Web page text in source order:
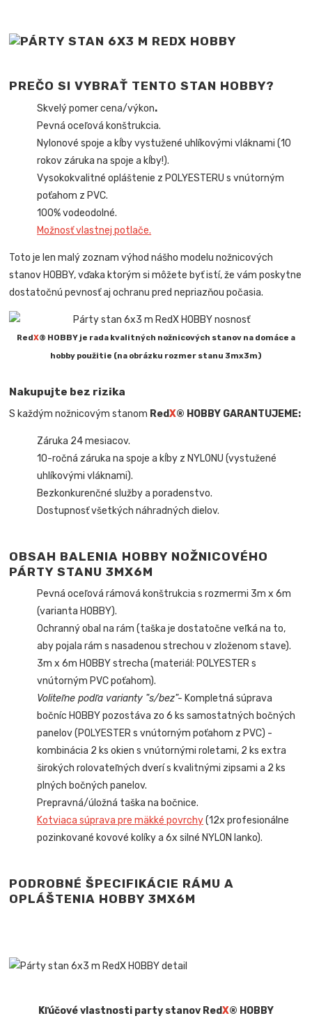
PREČO SI VYBRAŤ TENTO STAN HOBBY?
Skvelý pomer cena/výkon.
Pevná oceľová konštrukcia.
Nylonové spoje a kĺby vystužené uhlíkovými vláknami (10
rokov záruka na spoje a kĺby!).
Vysokokvalitné opláštenie z POLYESTERU s vnútorným
poťahom z PVC.
100% vodeodolné.
Možnosť vlastnej potlače.
Toto je len malý zoznam výhod nášho modelu nožnicových
stanov HOBBY, vďaka ktorým si môžete byť istí, že vám poskytne
dostatočnú pevnosť aj ochranu pred nepriazňou počasia.
RedX® HOBBY je rada kvalitných nožnicových stanov na domáce a
hobby použitie (na obrázku rozmer stanu 3mx3m)
Nakupujte bez rizika
S každým nožnicovým stanom RedX® HOBBY GARANTUJEME:
Záruka 24 mesiacov.
10-ročná záruka na spoje a kĺby z NYLONU (vystužené
uhlíkovými vláknami).
Bezkonkurenčné služby a poradenstvo.
Dostupnosť všetkých náhradných dielov.
OBSAH BALENIA HOBBY NOŽNICOVÉHO
PÁRTY STANU 3MX6M
Pevná oceľová rámová konštrukcia s rozmermi 3m x 6m
(varianta HOBBY).
Ochranný obal na rám (taška je dostatočne veľká na to,
aby pojala rám s nasadenou strechou v zloženom stave).
3m x 6m HOBBY strecha (materiál: POLYESTER s
vnútorným PVC poťahom).
Voliteľne podľa varianty "s/bez"- Kompletná súprava
bočníc HOBBY pozostáva zo 6 ks samostatných bočných
panelov (POLYESTER s vnútorným poťahom z PVC) -
kombinácia 2 ks okien s vnútornými roletami, 2 ks extra
širokých rolovateľných dverí s kvalitnými zipsami a 2 ks
plných bočných panelov.
Prepravná/úložná taška na bočnice.
Kotviaca súprava pre mäkké povrchy(12x profesionálne
pozinkované kovové kolíky a 6x silné NYLON lanko).
PODROBNÉ ŠPECIFIKÁCIE RÁMU A
OPLÁŠTENIA HOBBY3MX6M
Kľúčové vlastnosti party stanov RedX® HOBBY